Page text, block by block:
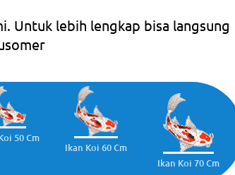
Untuk lebih lengkap bisa langsung
50 Cm
Ikan Koi 60 Cm
Ikan Koi 70 Cm